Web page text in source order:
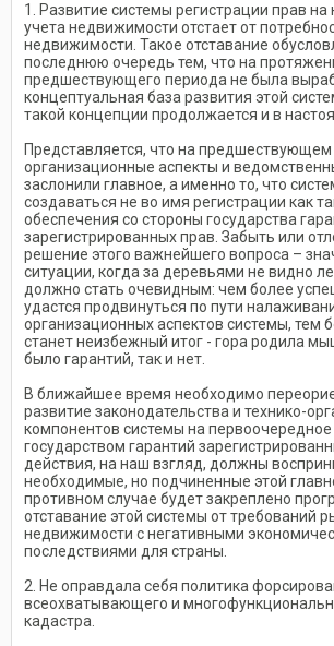
1. Развитие системы регистрации прав
учета недвижимости отстает от
недвижимости. Такое отставание
последнюю очередь тем, что на
предшествующего периода не была
концептуальная база развития этой
такой концепции продолжается и в
Представляется, что на предшествующем
организационные аспекты и
заслонили главное, а именно то, что
создаваться не во имя регистрации как
обеспечения со стороны государства
зарегистрированных прав. Забыть или
решение этого важнейшего вопроса –
ситуации, когда за деревьями не видно
должно стать очевидным: чем более
удастся продвинуться по пути
организационных аспектов системы, тем
станет неизбежный итог - гора родила
было гарантий, так и нет.
В ближайшее время необходимо
развитие законодательства и технико-
компонентов системы на
государством гарантий
действия, на наш взгляд, должны
необходимые, но подчиненные этой
противном случае будет закреплено
отставание этой системы от требований
недвижимости с негативными
последствиями для страны.
2. Не оправдала себя политика
всеохватывающего и
кадастра.